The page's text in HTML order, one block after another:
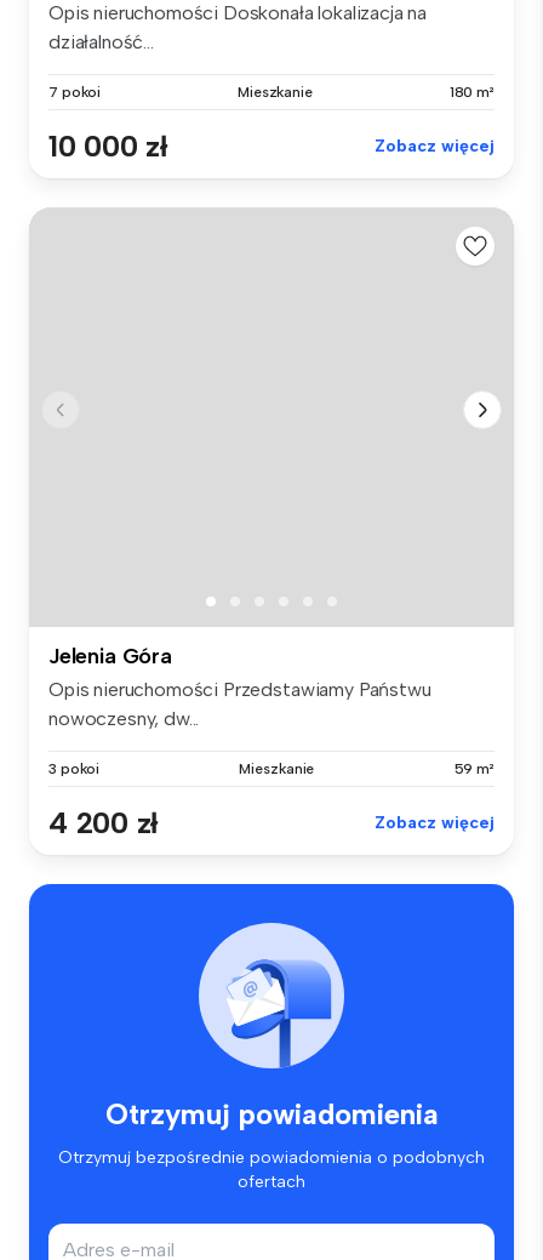
Opis nieruchomości Doskonała lokalizacja na
działalność...
7 pokoi Mieszkanie 180 m²
10 000 zł Zobacz więcej
Jelenia Góra
Opis nieruchomości Przedstawiamy Państwu
nowoczesny, dw...
3 pokoi Mieszkanie 59 m²
4 200 zł Zobacz więcej
Otrzymuj powiadomienia
Otrzymuj bezpośrednie powiadomienia o podobnych
ofertach